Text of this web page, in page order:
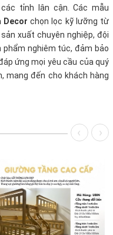
các tỉnh lân cận. Các mẫu
Decor chọn lọc kỹ lưỡng từ
xuất chuyên nghiệp, đội
phẩm nghiêm túc, đảm bảo
ứng mọi yêu cầu của quý
mang đến cho khách hàng